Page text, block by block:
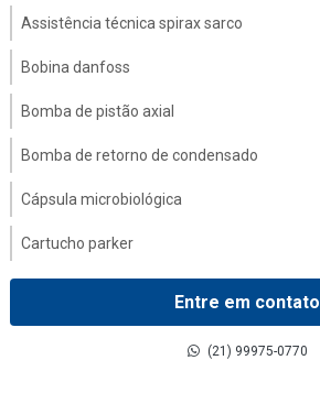
Assistência técnica spirax sarco
Bobina danfoss
Bomba de pistão axial
Bomba de retorno de condensado
Cápsula microbiológica
Cartucho parker
Comandos hidráulicos
Entre em contato
(21) 99975-0770